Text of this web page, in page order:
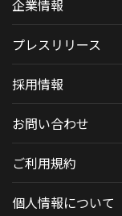
企業情報
プレスリリース
採用情報
お問い合わせ
ご利用規約
個人情報について